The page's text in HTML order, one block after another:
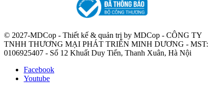
© 2027-MDCop - Thiết kế & quản trị by MDCop - CÔNG TY
TNHH THƯƠNG MẠI PHÁT TRIỂN MINH DƯƠNG - MST:
0106925407 - Số 12 Khuất Duy Tiến, Thanh Xuân, Hà Nội
Facebook
Youtube